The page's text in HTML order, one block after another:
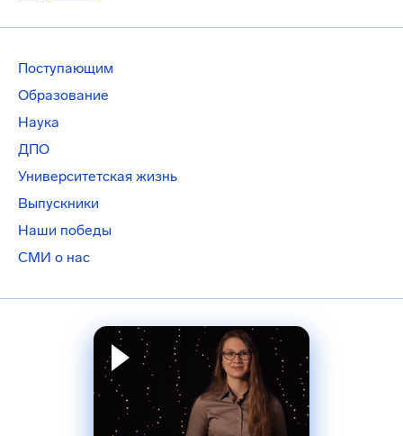
Поступающим
Образование
Наука
ДПО
Университетская жизнь
Выпускники
Наши победы
СМИ о нас